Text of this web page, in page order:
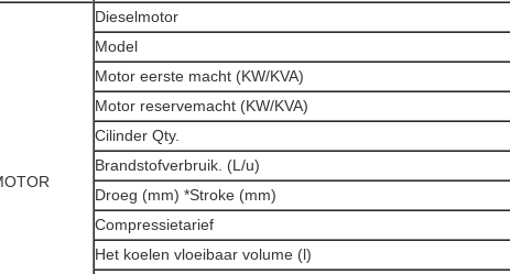
Dieselmotor
Model
Motor eerste macht (KW/KVA)
Motor reservemacht (KW/KVA)
Cilinder Qty.
Brandstofverbruik. (L/u)
Droeg (mm) *Stroke (mm)
Compressietarief
Het koelen vloeibaar volume (l)